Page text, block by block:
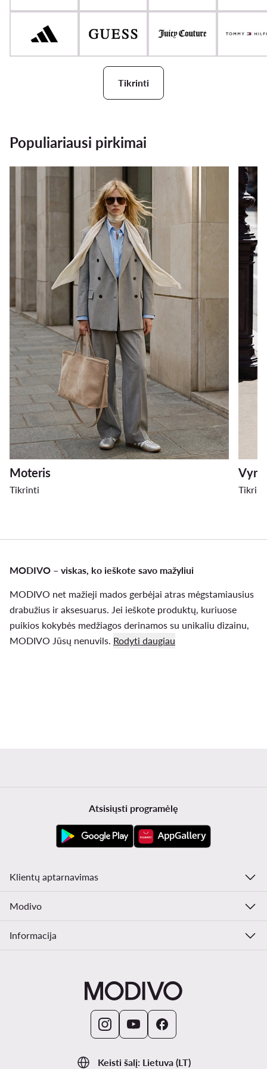
Tikrinti
Populiariausi pirkimai
Moteris
Tikrinti
MODIVO – viskas, ko ieškote savo mažyliui
MODIVO net mažieji mados gerbėjai atras mėgstamiausius
drabužius ir aksesuarus. Jei ieškote produktų, kuriuose
puikios kokybės medžiagos derinamos su unikaliu dizainu,
MODIVO Jūsų nenuvils. Rodyti daugiau
Keisti šalį: Lietuva (LT)
Atsisiųsti programėlę
Klientų aptarnavimas
Modivo
Informacija